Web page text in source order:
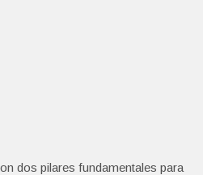
dos pilares fundamentales para